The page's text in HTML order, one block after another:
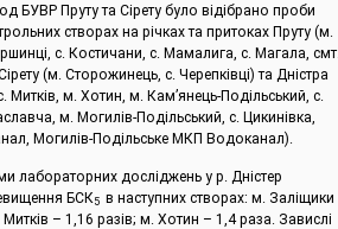
БУВР Пруту та Сірету було відібрано проби
створах на річках та притоках Пруту (м.
с. Костичани, с. Мамалига, с. Магала, смт.
(м. Сторожинець, с. Черепківці) та Дністра
Митків, м. Хотин, м. Кам’янець-Подільський, с.
м. Могилів-Подільський, с. Цикинівка,
Могилів-Подільське МКП Водоканал).
лабораторних досліджень у р. Дністер
БСК5 в наступних створах: м. Заліщики
Митків – 1,16 разів; м. Хотин – 1,4 раза. Завислі